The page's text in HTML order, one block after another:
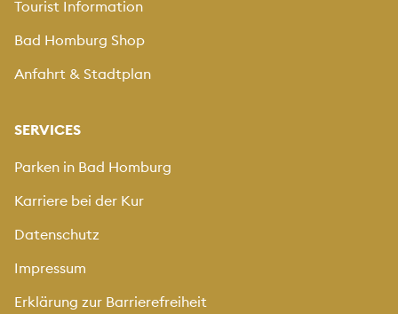
Tourist Information
Bad Homburg Shop
Anfahrt & Stadtplan
SERVICES
Parken in Bad Homburg
Karriere bei der Kur
Datenschutz
Impressum
Erklärung zur Barrierefreiheit